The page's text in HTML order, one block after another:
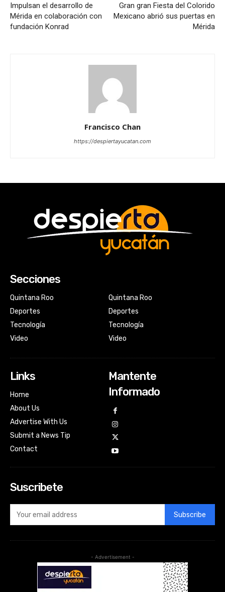
Impulsan el desarrollo de
Mérida en colaboración con
fundación Konrad
Gran gran Fiesta del Colorido
Mexicano abrió sus puertas en
Mérida
Francisco Chan
https://despiertayucatan.com
Secciones
Quintana Roo
Deportes
Tecnología
Video
Quintana Roo
Deportes
Tecnología
Video
Links
Home
About Us
Advertise With Us
Submit a News Tip
Contact
Mantente
Informado
Suscribete
Subscribe
- Advertisement -